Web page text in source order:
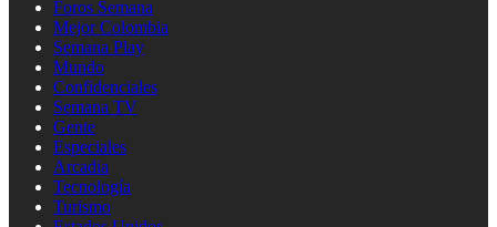
Foros Semana
Mejor Colombia
Semana Play
Mundo
Confidenciales
Semana TV
Gente
Especiales
Arcadia
Tecnología
Turismo